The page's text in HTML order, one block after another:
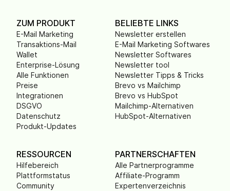
ZUM PRODUKT
E-Mail Marketing
Transaktions-Mail
Wallet
Enterprise-Lösung
Alle Funktionen
Preise
Integrationen
DSGVO
Datenschutz
Produkt-Updates
BELIEBTE LINKS
Newsletter erstellen
E-Mail Marketing Softwares
Newsletter Softwares
Newsletter tool
Newsletter Tipps & Tricks
Brevo vs Mailchimp
Brevo vs HubSpot
Mailchimp-Alternativen
HubSpot-Alternativen
RESSOURCEN
Hilfebereich
Plattformstatus
Community
PARTNERSCHAFTEN
Alle Partnerprogramme
Affiliate-Programm
Expertenverzeichnis